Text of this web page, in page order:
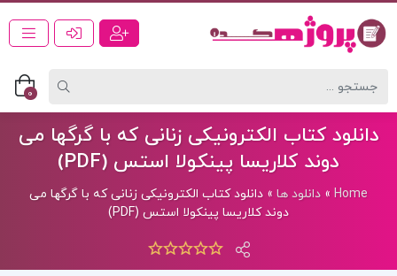
0
دانلود کتاب الکترونیکی زنانی که با گرگها می
دوند کلاریسا پینکولا استس (PDF)
Home
» دانلود ها » دانلود کتاب الکترونیکی زنانی که با گرگها می
دوند کلاریسا پینکولا استس (PDF)